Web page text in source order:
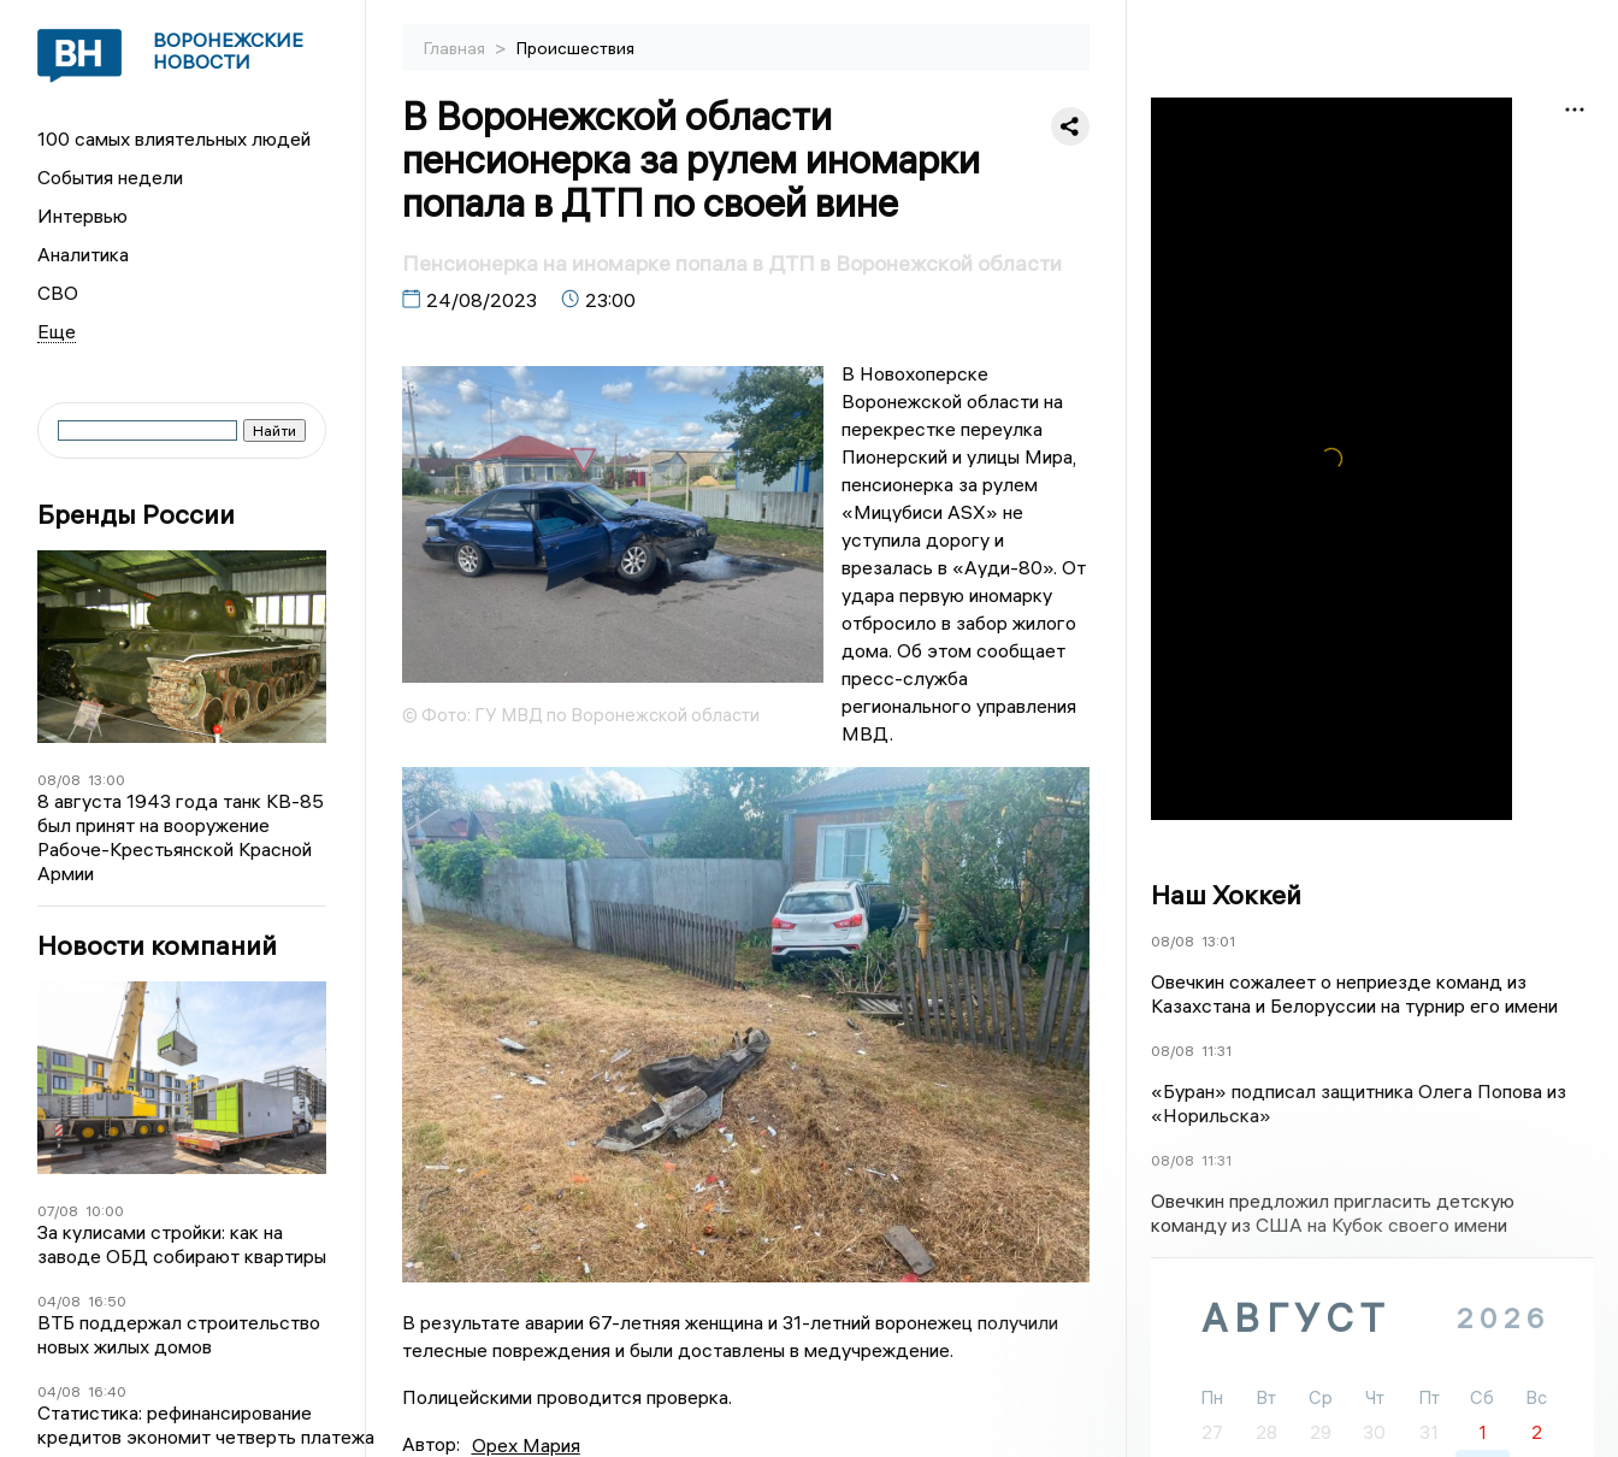
ВОРОНЕЖСКИЕ
НОВОСТИ
100 самых влиятельных людей
События недели
Интервью
Аналитика
СВО
Бренды России
08/08 13:00
8 августа 1943 года танк КВ-85
был принят на вооружение
Рабоче-Крестьянской Красной
Армии
Новости компаний
07/08 10:00
За кулисами стройки: как на
заводе ОБД собирают квартиры
04/08 16:50
ВТБ поддержал строительство
новых жилых домов
04/08 16:40
Статистика: рефинансирование
кредитов экономит четверть платежа
Главная > Происшествия
В Воронежской области
пенсионерка за рулем иномарки
попала в ДТП по своей вине
Пенсионерка на иномарке попала в ДТП в Воронежской области
24/08/2023 23:00
© Фото: ГУ МВД по Воронежской области
В Новохоперске
Воронежской области на
перекрестке переулка
Пионерский и улицы Мира,
пенсионерка за рулем
«Мицубиси ASX» не
уступила дорогу и
врезалась в «Ауди-80». От
удара первую иномарку
отбросило в забор жилого
дома. Об этом сообщает
пресс-служба
регионального управления
МВД.
В результате аварии 67-летняя женщина и 31-летний воронежец получили
телесные повреждения и были доставлены в медучреждение.
Полицейскими проводится проверка.
Автор: Орех Мария
Наш Хоккей
08/08 13:01
Овечкин сожалеет о неприезде команд из
Казахстана и Белоруссии на турнир его имени
08/08 11:31
«Буран» подписал защитника Олега Попова из
«Норильска»
08/08 11:31
Овечкин предложил пригласить детскую
команду из США на Кубок своего имени
АВГУСТ 2026
Пн Вт Ср Чт Пт Сб
Вс
27
28 29 30 31 1
2